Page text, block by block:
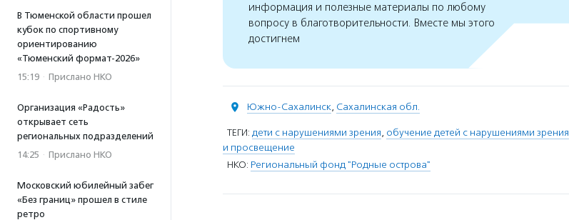
В Тюменской области прошел
кубок по спортивному
ориентированию
«Тюменский формат-2026»
15:19 · Прислано НКО
Организация «Радость»
открывает сеть
региональных подразделений
14:25 · Прислано НКО
Московский юбилейный забег
«Без границ» прошел в стиле
ретро
информация и полезные материалы по любому
вопросу в благотворительности. Вместе мы этого
достигнем
Южно-Сахалинск, Сахалинская обл.
ТЕГИ: дети с нарушениями зрения, обучение детей с нарушениями зрения
и просвещение
НКО: Региональный фонд "Родные острова"